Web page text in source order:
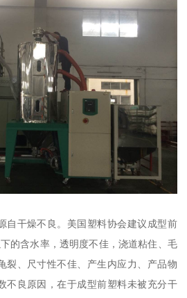
自干燥不良。美国塑料协会建议成型前
的含水率，透明度不佳，浇道粘住、毛
裂、尺寸性不佳、产生内应力、产品物
不良原因，在于成型前塑料未被充分干